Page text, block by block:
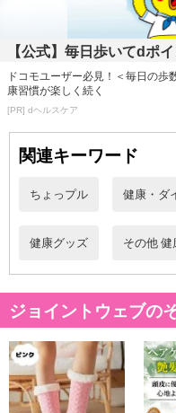
・商品カラー：ブラック
・商品サイズ：約23-25cm
・注意事項：
※写真は展示例・イメージ
※端末・モニターの環境に
※平置き採寸の為、サイズ
す
※商品は、本体のみの簡易
おりません。予めご了承くだ
※商品改良のため、予告な
になる場合がございます。
注意事項
【賞味・消費期限のある商
商品到着時点でのお日持ち期
【公式】毎日歩いてdポ
ドコモユーザー必見！＜毎日の歩
康習慣が楽しく続く
[PR] dヘルスケア
関連キーワード
ちょっプル 健康・ダ
健康グッズ その他
ジョイントウェブの